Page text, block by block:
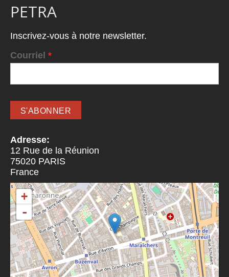
PETRA
Inscrivez-vous à notre newsletter.
Courriel *
Adresse:
12 Rue de la Réunion
75020 PARIS
France
+
-